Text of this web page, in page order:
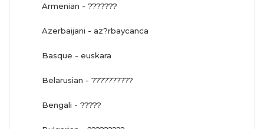
Armenian - ???????
Azerbaijani - az?rbaycanca
Basque - euskara
Belarusian - ??????????
Bengali - ?????